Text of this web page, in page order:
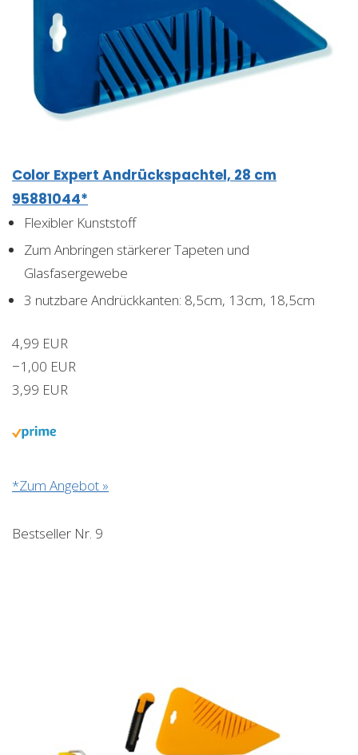
Color Expert Andrückspachtel, 28 cm
95881044*
Flexibler Kunststoff
Zum Anbringen stärkerer Tapeten und
Glasfasergewebe
3 nutzbare Andrückkanten: 8,5cm, 13cm, 18,5cm
4,99 EUR
−1,00 EUR
3,99 EUR
*Zum Angebot »
Bestseller Nr. 9